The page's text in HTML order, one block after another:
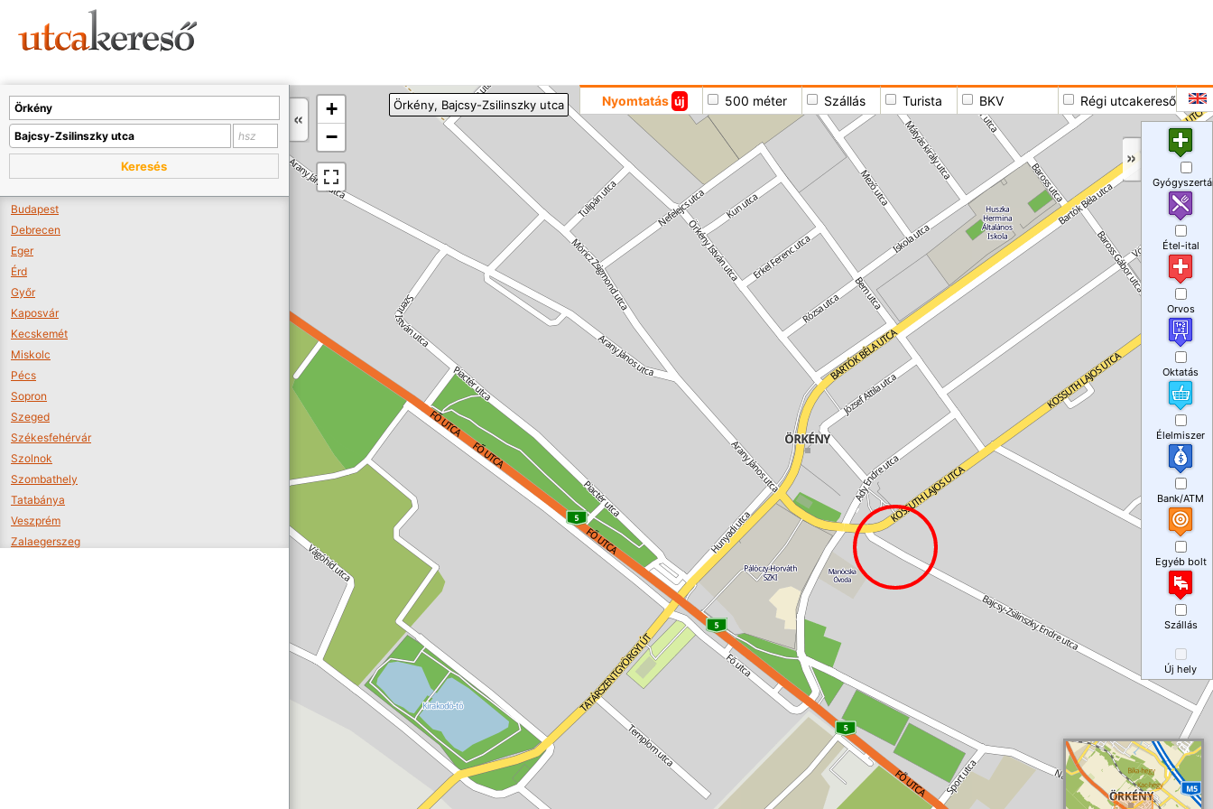
+
−
Nyomtatás új 500 méter Szállás Turista BKV Régi utcakereső
Örkény, Bajcsy-Zsilinszky utca
Keresés
Budapest
Debrecen
Eger
Érd
Győr
Kaposvár
Kecskemét
Miskolc
Pécs
Sopron
Szeged
Székesfehérvár
Szolnok
Szombathely
Tatabánya
Veszprém
Zalaegerszeg
Étel-ital
Orvos
Oktatás
Élelmiszer
Bank/ATM
Egyéb bolt
Szállás
Új hely
A térképet kicsinyíteni kell, hogy látszódjanak a boltok.
Boltok látszódjanak >>